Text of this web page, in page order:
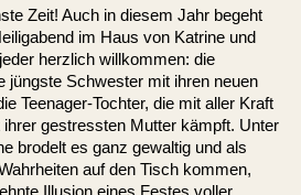
Zeit! Auch in diesem Jahr begeht
im Haus von Katrine und
herzlich willkommen: die
jüngste Schwester mit ihren neuen
Teenager-Tochter, die mit aller Kraft
gestressten Mutter kämpft. Unter
brodelt es ganz gewaltig und als
auf den Tisch kommen,
Illusion eines Festes voller